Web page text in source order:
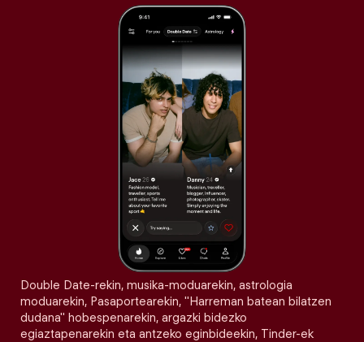
Double Date-rekin, musika-moduarekin, astrologia
moduarekin, Pasaportearekin, "Harreman batean bilatzen
dudana" hobespenarekin, argazki bidezko
egiaztapenarekin eta antzeko eginbideekin, Tinder-ek